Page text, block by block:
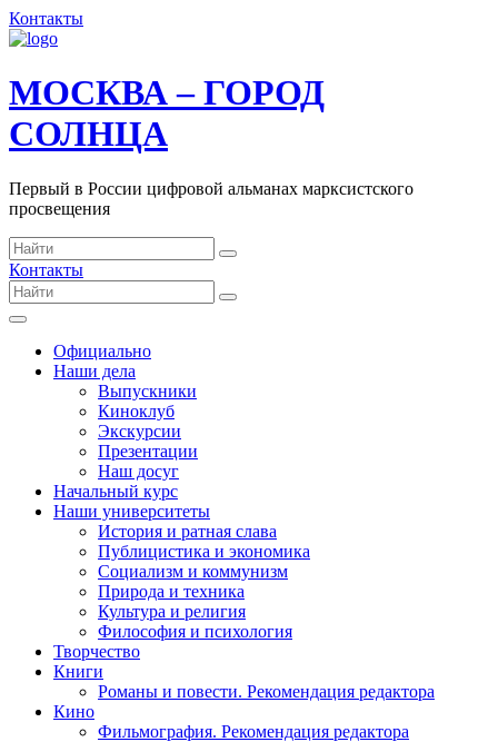
Контакты
МОСКВА – ГОРОД
СОЛНЦА
Первый в России цифровой альманах марксистского
просвещения
Контакты
Официально
Наши дела
Выпускники
Киноклуб
Экскурсии
Презентации
Наш досуг
Начальный курс
Наши университеты
История и ратная слава
Публицистика и экономика
Социализм и коммунизм
Природа и техника
Культура и религия
Философия и психология
Творчество
Книги
Романы и повести. Рекомендация редактора
Кино
Фильмография. Рекомендация редактора